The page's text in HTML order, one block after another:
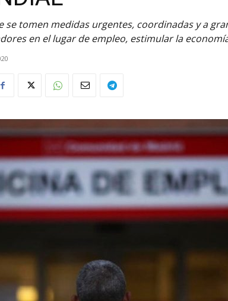
se tomen medidas urgentes, coordinadas y a
en el lugar de empleo, estimular la